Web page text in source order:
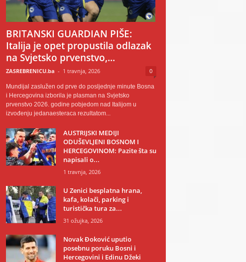
BRITANSKI GUARDIAN PIŠE:
Italija je opet propustila odlazak
na Svjetsko prvenstvo,...
ZASREBRENICU.ba - 1 travnja, 2026 0
Mundijal zaslužen od prve do posljednje minute Bosna
i Hercegovina izborila je plasman na Svjetsko
prvenstvo 2026. godine pobjedom nad Italijom u
izvođenju jedanaesteraca rezultatom...
AUSTRIJSKI MEDIJI
ODUŠEVLJENI BOSNOM I
HERCEGOVINOM: Pazite šta su
napisali o...
1 travnja, 2026
U Zenici besplatna hrana,
kafa, kolači, parking i
turistička tura za...
31 ožujka, 2026
Novak Đoković uputio
posebnu poruku Bosni i
Hercegovini i Edinu Džeki